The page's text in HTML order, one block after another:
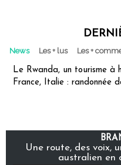
News Les + lus Les +
Le Rwanda, un tourisme à
France, Italie : randonnée
Une route, des voix,
australien en